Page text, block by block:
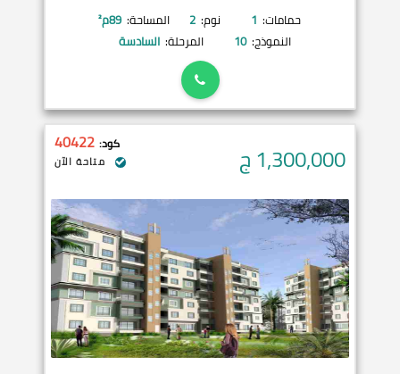
حمامات: 1 نوم: 2 المساحة: 89م²
النموذج: 10 المرحلة: السادسة
1,300,000ج كود: 40422
متاحة الآن